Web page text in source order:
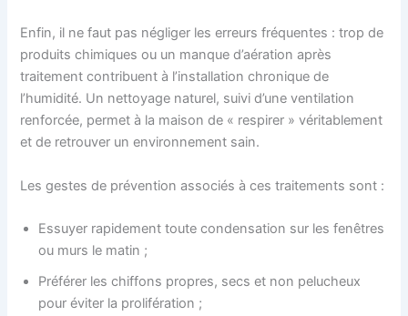
Enfin, il ne faut pas négliger les erreurs fréquentes : trop de
produits chimiques ou un manque d’aération après
traitement contribuent à l’installation chronique de
l’humidité. Un nettoyage naturel, suivi d’une ventilation
renforcée, permet à la maison de « respirer » véritablement
et de retrouver un environnement sain.
Les gestes de prévention associés à ces traitements sont :
Essuyer rapidement toute condensation sur les fenêtres
ou murs le matin ;
Préférer les chiffons propres, secs et non pelucheux
pour éviter la prolifération ;